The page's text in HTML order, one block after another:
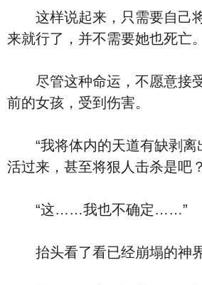
这样说起来，只需要自己
来就行了，并不需要她也死亡。
尽管这种命运，不愿意接
前的女孩，受到伤害。
“我将体内的天道有缺剥离
活过来，甚至将狠人击杀是吧
“这……我也不确定……”
抬头看了看已经崩塌的神界